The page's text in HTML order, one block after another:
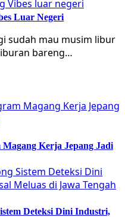
Luar Negeri
sudah mau musim libur
bareng…
Kerja Jepang Jadi
Deteksi Dini Industri,